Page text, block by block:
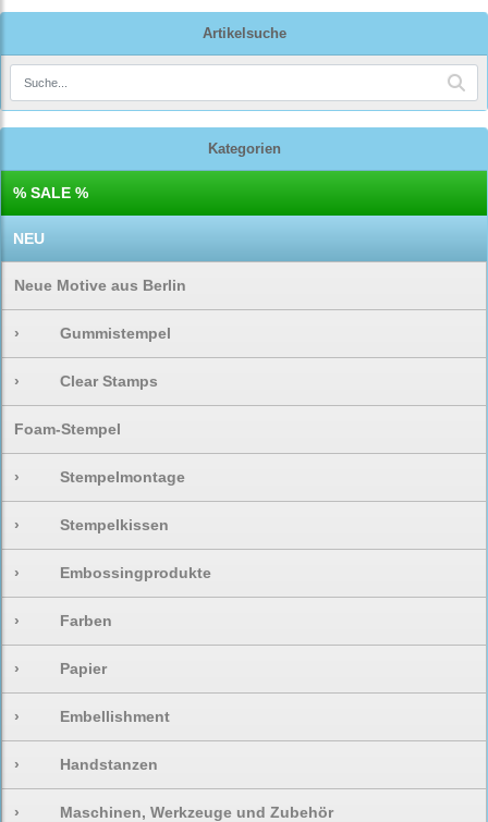
Artikelsuche
Kategorien
% SALE %
NEU
Neue Motive aus Berlin
› Gummistempel
› Clear Stamps
Foam-Stempel
› Stempelmontage
› Stempelkissen
› Embossingprodukte
› Farben
› Papier
› Embellishment
› Handstanzen
› Maschinen, Werkzeuge und Zubehör